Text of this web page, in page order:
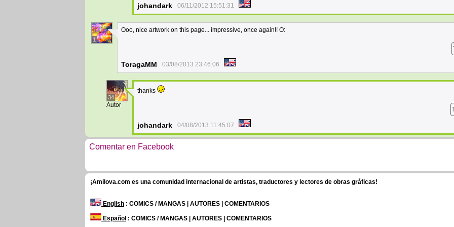
johandark 06/11/2012 15:51:31
1
Ooo, nice artwork on this page... impressive, once again!! O:
ToragaMM 03/08/2013 23:46:06
34
Autor
thanks
johandark 04/08/2013 11:45:07
Comentar en Facebook
¡Amilova.com es una comunidad internacional de artistas, traductores y lectores de obras gráficas!
English : COMICS / MANGAS | AUTORES | COMENTARIOS
Español : COMICS / MANGAS | AUTORES | COMENTARIOS